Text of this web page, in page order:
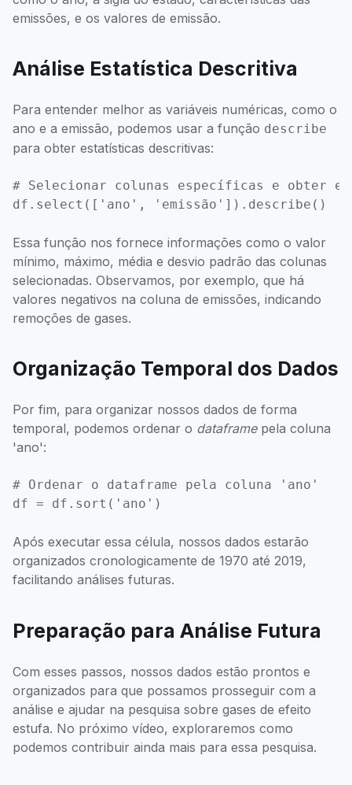
emissões, e os valores de emissão.
Análise Estatística Descritiva
Para entender melhor as variáveis numéricas, como o
ano e a emissão, podemos usar a função describe
para obter estatísticas descritivas:
# Selecionar colunas específicas e obter
Essa função nos fornece informações como o valor
mínimo, máximo, média e desvio padrão das colunas
selecionadas. Observamos, por exemplo, que há
valores negativos na coluna de emissões, indicando
remoções de gases.
Organização Temporal dos Dados
Por fim, para organizar nossos dados de forma
temporal, podemos ordenar o dataframepela coluna
'ano':
# Ordenar o dataframe pela coluna 'ano'
Após executar essa célula, nossos dados estarão
organizados cronologicamente de 1970 até 2019,
facilitando análises futuras.
Preparação para Análise Futura
Com esses passos, nossos dados estão prontos e
organizados para que possamos prosseguir com a
análise e ajudar na pesquisa sobre gases de efeito
estufa. No próximo vídeo, exploraremos como
podemos contribuir ainda mais para essa pesquisa.